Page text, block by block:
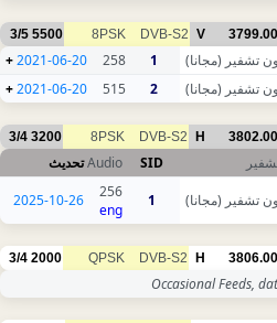
3799.00
V
DVB-S2
8PSK
5500
3/5
تشفير (مجانا) 1
258
2021-06-20
+
تشفير (مجانا) 2
515
2021-06-20
+
3802.00
H
DVB-S2
8PSK
3200
3/4
SID
Audioتحديث
تشفير (مجانا) 1
256
eng
2025-10-26
3806.00
H
DVB-S2
QPSK
2000
3/4
Occasional Feeds,